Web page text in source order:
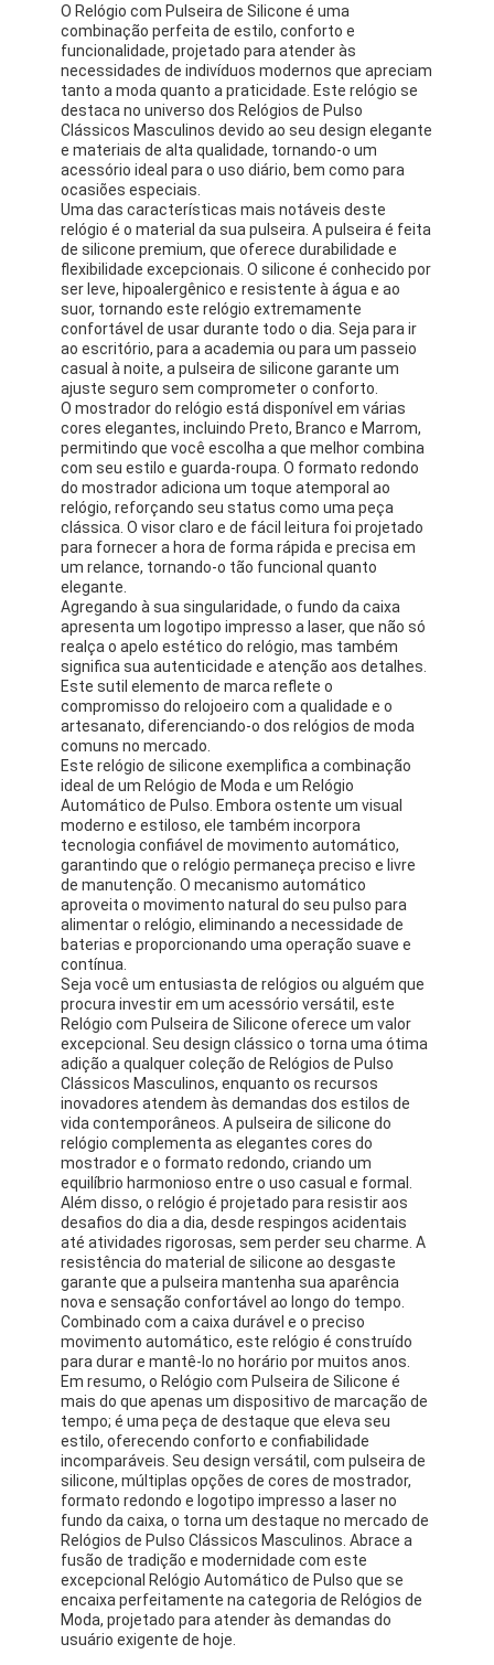
Início
Produtos
Sobre nós
Visita à fábrica
Controle de qualidade
Contate-nos
Notícias
Casos
Blogue
Relógio de pulso de quartzo
Relógio de Quartzo de Cintura de Couro
Relógio com correia de aço inoxidável
O Relógio com Pulseira de Silicone é uma
combinação perfeita de estilo, conforto e
funcionalidade, projetado para atender às
necessidades de indivíduos modernos que apreciam
tanto a moda quanto a praticidade. Este relógio se
destaca no universo dos Relógios de Pulso
Clássicos Masculinos devido ao seu design elegante
e materiais de alta qualidade, tornando-o um
acessório ideal para o uso diário, bem como para
ocasiões especiais.
Uma das características mais notáveis deste
relógio é o material da sua pulseira. A pulseira é feita
de silicone premium, que oferece durabilidade e
flexibilidade excepcionais. O silicone é conhecido por
ser leve, hipoalergênico e resistente à água e ao
suor, tornando este relógio extremamente
confortável de usar durante todo o dia. Seja para ir
ao escritório, para a academia ou para um passeio
casual à noite, a pulseira de silicone garante um
ajuste seguro sem comprometer o conforto.
O mostrador do relógio está disponível em várias
cores elegantes, incluindo Preto, Branco e Marrom,
permitindo que você escolha a que melhor combina
com seu estilo e guarda-roupa. O formato redondo
do mostrador adiciona um toque atemporal ao
relógio, reforçando seu status como uma peça
clássica. O visor claro e de fácil leitura foi projetado
para fornecer a hora de forma rápida e precisa em
um relance, tornando-o tão funcional quanto
elegante.
Agregando à sua singularidade, o fundo da caixa
apresenta um logotipo impresso a laser, que não só
realça o apelo estético do relógio, mas também
significa sua autenticidade e atenção aos detalhes.
Este sutil elemento de marca reflete o
compromisso do relojoeiro com a qualidade e o
artesanato, diferenciando-o dos relógios de moda
comuns no mercado.
Este relógio de silicone exemplifica a combinação
ideal de um Relógio de Moda e um Relógio
Automático de Pulso. Embora ostente um visual
moderno e estiloso, ele também incorpora
tecnologia confiável de movimento automático,
garantindo que o relógio permaneça preciso e livre
de manutenção. O mecanismo automático
aproveita o movimento natural do seu pulso para
alimentar o relógio, eliminando a necessidade de
baterias e proporcionando uma operação suave e
contínua.
Seja você um entusiasta de relógios ou alguém que
procura investir em um acessório versátil, este
Relógio com Pulseira de Silicone oferece um valor
excepcional. Seu design clássico o torna uma ótima
adição a qualquer coleção de Relógios de Pulso
Clássicos Masculinos, enquanto os recursos
inovadores atendem às demandas dos estilos de
vida contemporâneos. A pulseira de silicone do
relógio complementa as elegantes cores do
mostrador e o formato redondo, criando um
equilíbrio harmonioso entre o uso casual e formal.
Além disso, o relógio é projetado para resistir aos
desafios do dia a dia, desde respingos acidentais
até atividades rigorosas, sem perder seu charme. A
resistência do material de silicone ao desgaste
garante que a pulseira mantenha sua aparência
nova e sensação confortável ao longo do tempo.
Combinado com a caixa durável e o preciso
movimento automático, este relógio é construído
para durar e mantê-lo no horário por muitos anos.
Em resumo, o Relógio com Pulseira de Silicone é
mais do que apenas um dispositivo de marcação de
tempo; é uma peça de destaque que eleva seu
estilo, oferecendo conforto e confiabilidade
incomparáveis. Seu design versátil, com pulseira de
silicone, múltiplas opções de cores de mostrador,
formato redondo e logotipo impresso a laser no
fundo da caixa, o torna um destaque no mercado de
Relógios de Pulso Clássicos Masculinos. Abrace a
fusão de tradição e modernidade com este
excepcional Relógio Automático de Pulso que se
encaixa perfeitamente na categoria de Relógios de
Moda, projetado para atender às demandas do
usuário exigente de hoje.